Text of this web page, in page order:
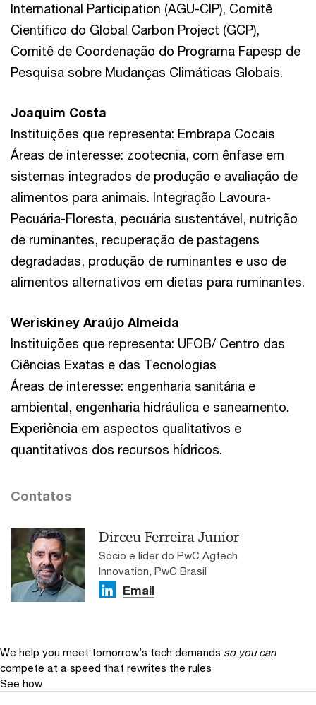
International Participation (AGU-CIP), Comitê
Científico do Global Carbon Project (GCP),
Comitê de Coordenação do Programa Fapesp de
Pesquisa sobre Mudanças Climáticas Globais.
Joaquim Costa
Instituições que representa: Embrapa Cocais
Áreas de interesse: zootecnia, com ênfase em
sistemas integrados de produção e avaliação de
alimentos para animais. Integração Lavoura-
Pecuária-Floresta, pecuária sustentável, nutrição
de ruminantes, recuperação de pastagens
degradadas, produção de ruminantes e uso de
alimentos alternativos em dietas para ruminantes.
Weriskiney Araújo Almeida
Instituições que representa: UFOB/ Centro das
Ciências Exatas e das Tecnologias
Áreas de interesse: engenharia sanitária e
ambiental, engenharia hidráulica e saneamento.
Experiência em aspectos qualitativos e
quantitativos dos recursos hídricos.
Contatos
Dirceu Ferreira Junior
Sócio e líder do PwC Agtech
Innovation, PwC Brasil
Email
We help you meet tomorrow’s tech demands so you can
compete at a speed that rewrites the rules
See how